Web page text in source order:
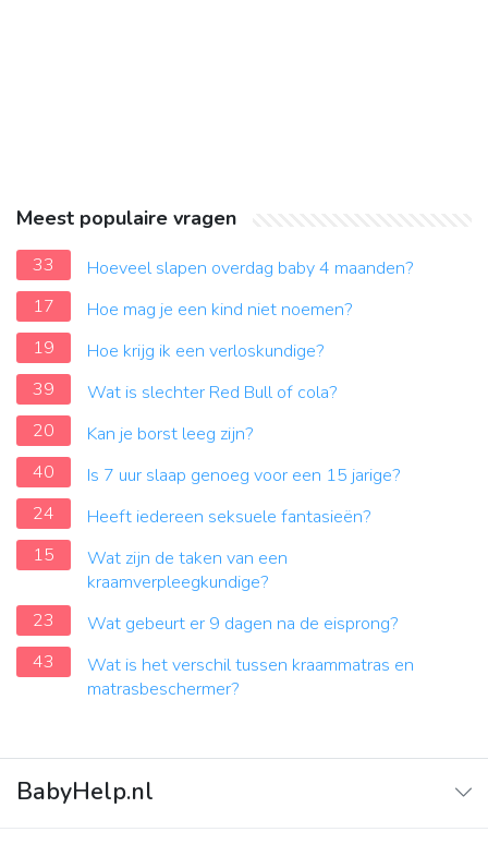
Meest populaire vragen
33
Hoeveel slapen overdag baby 4 maanden?
17
Hoe mag je een kind niet noemen?
19
Hoe krijg ik een verloskundige?
39
Wat is slechter Red Bull of cola?
20
Kan je borst leeg zijn?
40
Is 7 uur slaap genoeg voor een 15 jarige?
24
Heeft iedereen seksuele fantasieën?
15
Wat zijn de taken van een
kraamverpleegkundige?
23
Wat gebeurt er 9 dagen na de eisprong?
43
Wat is het verschil tussen kraammatras en
matrasbeschermer?
BabyHelp.nl